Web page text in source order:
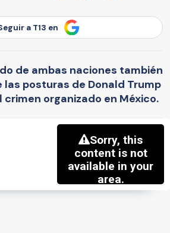
a T13 en
de ambas naciones también
posturas de Donald Trump
organizado en México.